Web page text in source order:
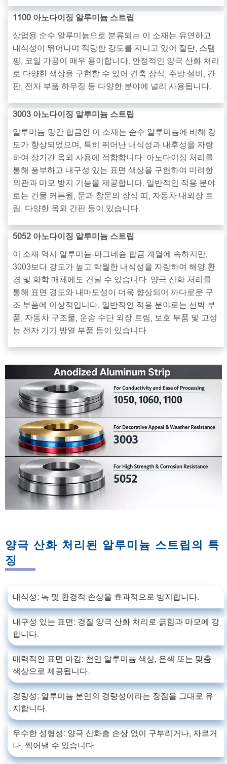
1100 아노다이징 알루미늄 스트립
상업용 순수 알루미늄으로 분류되는 이 소재는 유연하고
내식성이 뛰어나며 적당한 강도를 지니고 있어 절단, 스탬
핑, 코일 가공이 매우 용이합니다. 안정적인 양극 산화 처리
로 다양한 색상을 구현할 수 있어 건축 장식, 주방 설비, 간
판, 전자 부품 하우징 등 다양한 분야에 널리 사용됩니다.
3003 아노다이징 알루미늄 스트립
알루미늄-망간 합금인 이 소재는 순수 알루미늄에 비해 강
도가 향상되었으며, 특히 뛰어난 내식성과 내후성을 자랑
하여 장기간 옥외 사용에 적합합니다. 아노다이징 처리를
통해 풍부하고 내구성 있는 표면 색상을 구현하여 미려한
외관과 마모 방지 기능을 제공합니다. 일반적인 적용 분야
로는 건물 커튼월, 문과 창문의 장식 띠, 자동차 내외장 트
림, 다양한 옥외 간판 등이 있습니다.
5052 아노다이징 알루미늄 스트립
이 소재 역시 알루미늄-마그네슘 합금 계열에 속하지만,
3003보다 강도가 높고 탁월한 내식성을 자랑하여 해양 환
경 및 화학 매체에도 견딜 수 있습니다. 양극 산화 처리를
통해 표면 경도와 내마모성이 더욱 향상되어 까다로운 구
조 부품에 이상적입니다. 일반적인 적용 분야로는 선박 부
품, 자동차 구조물, 운송 수단 외장 트림, 보호 부품 및 고성
능 전자 기기 방열 부품 등이 있습니다.
양극 산화 처리된 알루미늄 스트립의 특
징
내식성: 녹 및 환경적 손상을 효과적으로 방지합니다.
내구성 있는 표면: 경질 양극 산화 처리로 긁힘과 마모에 강
합니다.
매력적인 표면 마감: 천연 알루미늄 색상, 은색 또는 맞춤
색상으로 제공됩니다.
경량성: 알루미늄 본연의 경량성이라는 장점을 그대로 유
지합니다.
우수한 성형성: 양극 산화층 손상 없이 구부리거나, 자르거
나, 찍어낼 수 있습니다.